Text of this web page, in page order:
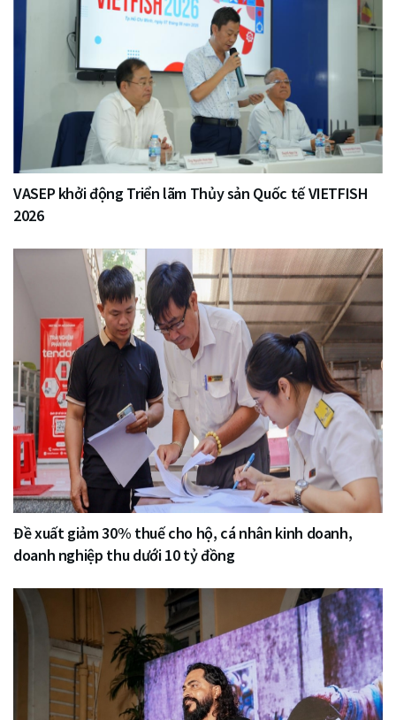
VASEP khởi động Triển lãm Thủy sản Quốc tế VIETFISH
2026
Đề xuất giảm 30% thuế cho hộ, cá nhân kinh doanh,
doanh nghiệp thu dưới 10 tỷ đồng